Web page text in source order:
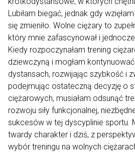
Lubiłam biegać, jednak gdy
się zmieniło. Wolne ciężary to
który mnie zafascynował i
Kiedy rozpoczynałam trening
dziewczyną i mogłam
dystansach, rozwijając szybkość i
podejmując ostateczną decyzję o
ciężarowych, musiałam odsunąć
rozwoju siły funkcjonalnej,
sukcesów w tej dyscyplinie sportu.
twardy charakter i dziś, z
wybór treningu na wolnych